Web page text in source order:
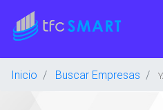
Inicio Buscar Empresas